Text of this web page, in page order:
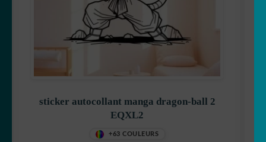
sticker autocollant manga dragon-ball 2
EQXL2
+63 COULEURS